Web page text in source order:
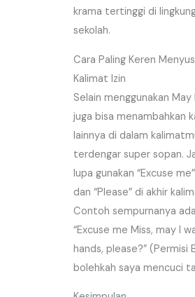
krama tertinggi di
sekolah.
Cara Paling Keren
Kalimat Izin
Selain menggunakan May
juga bisa menambahkan
lainnya di dalam
terdengar super sopan.
lupa gunakan “Excuse
dan “Please” di akhir
Contoh sempurnanya
“Excuse me Miss, may I
hands, please?” (Permisi
bolehkah saya mencuci